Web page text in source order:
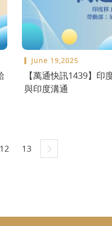
June 19,2025
【萬通快訊1439】
與印度溝通
12 13